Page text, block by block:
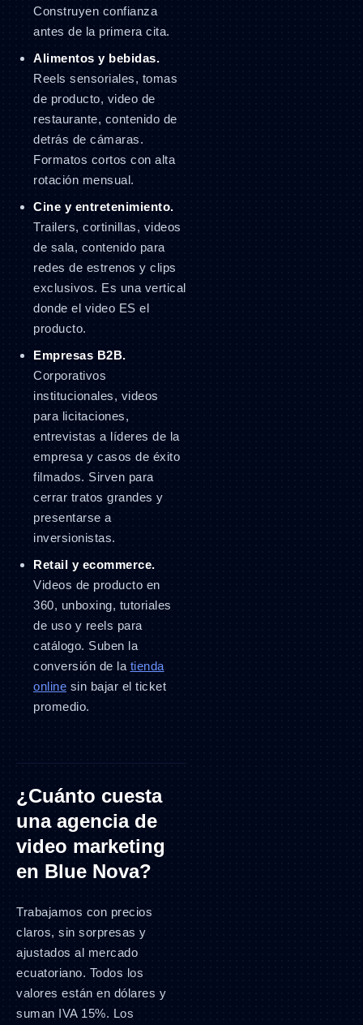
Construyen confianza
antes de la primera cita.
Alimentos y bebidas.
Reels sensoriales, tomas
de producto, video de
restaurante, contenido de
detrás de cámaras.
Formatos cortos con alta
rotación mensual.
Cine y entretenimiento.
Trailers, cortinillas, videos
de sala, contenido para
redes de estrenos y clips
exclusivos. Es una vertical
donde el video ES el
producto.
Empresas B2B.
Corporativos
institucionales, videos
para licitaciones,
entrevistas a líderes de la
empresa y casos de éxito
filmados. Sirven para
cerrar tratos grandes y
presentarse a
inversionistas.
Retail y ecommerce.
Videos de producto en
360, unboxing, tutoriales
de uso y reels para
catálogo. Suben la
conversión de la tienda
online sin bajar el ticket
promedio.
¿Cuánto cuesta
una agencia de
video marketing
en Blue Nova?
Trabajamos con precios
claros, sin sorpresas y
ajustados al mercado
ecuatoriano. Todos los
valores están en dólares y
suman IVA 15%. Los